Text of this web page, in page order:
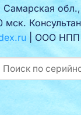
Самарская
| ООО НПП